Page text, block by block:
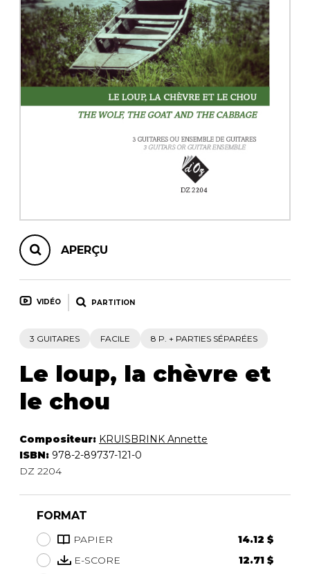
AUTRES PRODUITS
APERÇU
VIDÉO PARTITION
3 GUITARES FACILE 8 P. + PARTIES SÉPARÉES
Le loup, la chèvre et
le chou
Compositeur: KRUISBRINK Annette
ISBN: 978-2-89737-121-0
DZ 2204
FORMAT
PAPIER
14.12 $
E-SCORE
12.71 $